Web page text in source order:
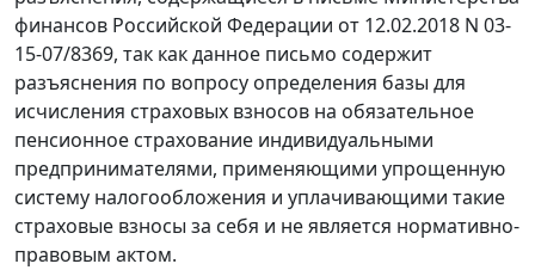
финансов Российской Федерации от 12.02.2018 N 03-
15-07/8369, так как данное письмо содержит
разъяснения по вопросу определения базы для
исчисления страховых взносов на обязательное
пенсионное страхование индивидуальными
предпринимателями, применяющими упрощенную
систему налогообложения и уплачивающими такие
страховые взносы за себя и не является нормативно-
правовым актом.